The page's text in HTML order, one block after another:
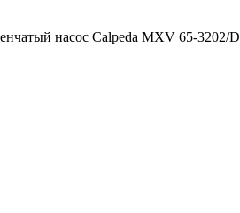
насос Calpeda MXV 65-3202/D